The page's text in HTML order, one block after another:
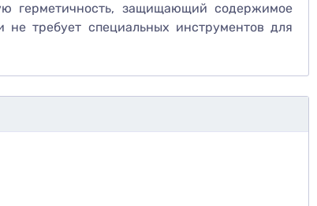
герметичность, защищающий содержимое
требует специальных инструментов для